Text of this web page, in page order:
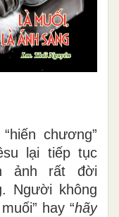
chương”
lại tiếp tục
ảnh rất đời
Người không
muối” hay “hãy